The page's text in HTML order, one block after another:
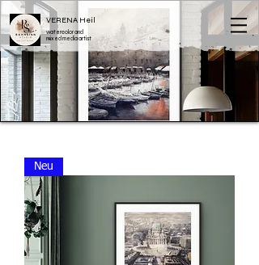
VERENA Heil
watercolor and
mixed media artist
Neu